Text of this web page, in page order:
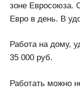
зоне Евросоюза.
Евро в день. В
Работа на дому,
35 000 руб.
Работать можно